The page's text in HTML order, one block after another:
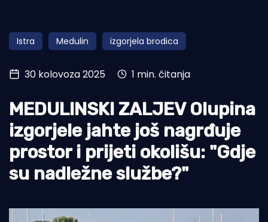
Obala
Otoci
Turizam i nautika
Pomorstvo
Ribolov
Ekologija
Tradicija i kultura
Istra Medulin izgorjela brodica
30 kolovoza 2025 1 min. čitanja
MEDULINSKI ZALJEV Olupina
izgorjele jahte još nagrđuje
prostor i prijeti okolišu: "Gdje
su nadležne službe?"